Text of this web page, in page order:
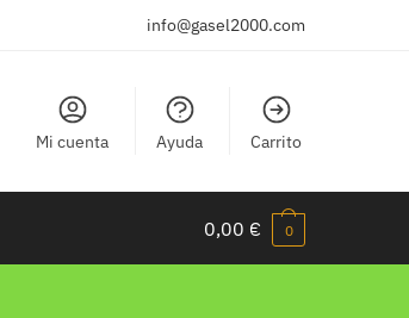
info@gasel2000.com
Mi cuenta Ayuda Carrito
0,00 € 0